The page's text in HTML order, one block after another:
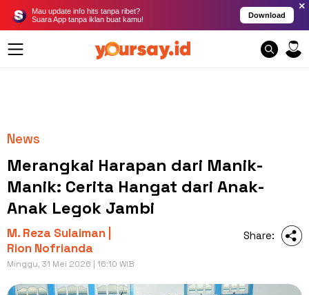
Mau update info hits tanpa ribet?
Suara App tanpa iklan buat kamu!
Download
×
News
Merangkai Harapan dari Manik-
Manik: Cerita Hangat dari Anak-
Anak Legok Jambi
M. Reza Sulaiman |
Rion Nofrianda
Minggu, 31 Mei 2026 | 16:10 WIB
Share: